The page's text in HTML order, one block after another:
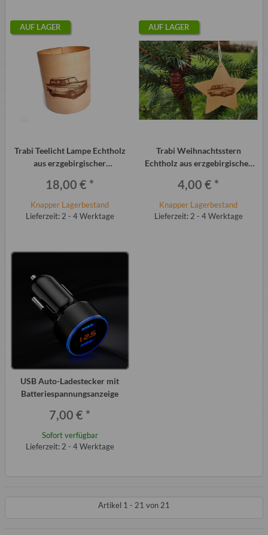
AUF LAGER
Trabi Teelicht Lampe Echtholz
aus erzgebirgischer
18,00 € *
Knapper Lagerbestand
Lieferzeit: 2 - 4 Werktage
AUF LAGER
Trabi Weihnachtsstern
Echtholz aus erzgebirgischer
4,00 € *
Knapper Lagerbestand
Lieferzeit: 2 - 4 Werktage
USB Auto-Ladestecker mit
Batteriespannungsanzeige
7,00 € *
Sofort verfügbar
Lieferzeit: 2 - 4 Werktage
Artikel 1 - 21 von 21